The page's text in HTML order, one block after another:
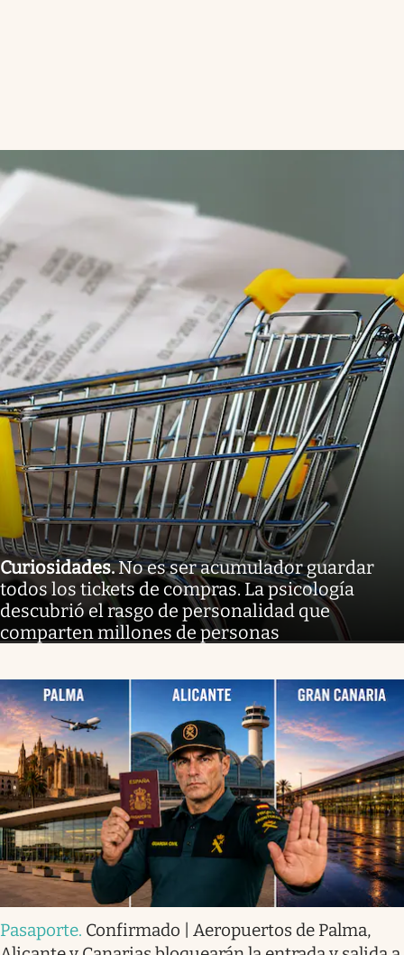
Curiosidades.No es ser acumulador guardar
todos los tickets de compras. La psicología
descubrió el rasgo de personalidad que
comparten millones de personas
Pasaporte. Confirmado | Aeropuertos de Palma,